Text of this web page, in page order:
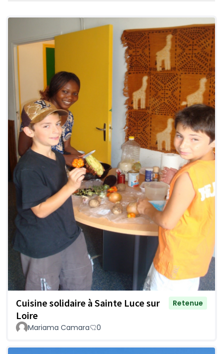
Cuisine solidaire à Sainte Luce sur
Loire
Retenue
Mariama Camara 0